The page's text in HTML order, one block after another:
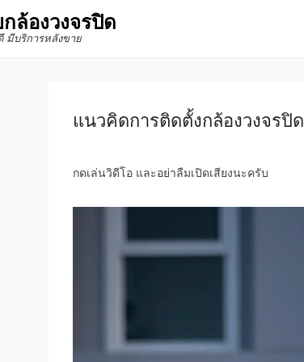
กล้องวงจรปิด
มีบริการหลังขาย
แนวคิดการติดตั้งกล้องวงจรปิด
กดเล่นวิดีโอ และอย่าลืมเปิดเสียงนะครับ